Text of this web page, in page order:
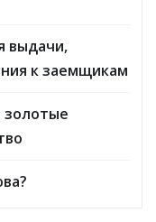
выдачи,
к заемщикам
золотые